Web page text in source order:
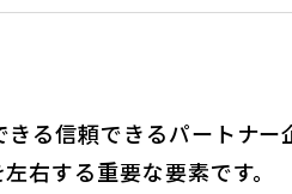
る信頼できるパートナー
右する重要な要素です。